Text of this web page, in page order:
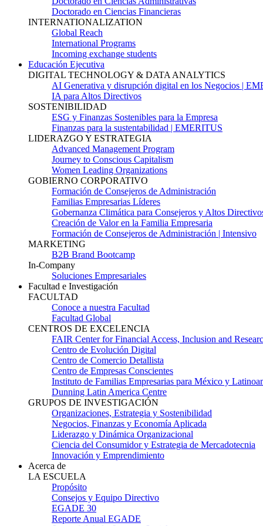
Doctorado en Ciencias Financieras
INTERNATIONALIZATION
Global Reach
International Programs
Incoming exchange students
Educación Ejecutiva
DIGITAL TECHNOLOGY & DATA ANALYTICS
AI Generativa y disrupción digital en los Negocios |
IA para Altos Directivos
SOSTENIBILIDAD
ESG y Finanzas Sostenibles para la Empresa
Finanzas para la sustentabilidad | EMERITUS
LIDERAZGO Y ESTRATEGIA
Advanced Management Program
Journey to Conscious Capitalism
Women Leading Organizations
GOBIERNO CORPORATIVO
Formación de Consejeros de Administración
Familias Empresarias Líderes
Gobernanza Climática para Consejeros y Altos
Creación de Valor en la Familia Empresaria
Formación de Consejeros de Administración | Intensivo
MARKETING
B2B Brand Bootcamp
In-Company
Soluciones Empresariales
Facultad e Investigación
FACULTAD
Conoce a nuestra Facultad
Facultad Global
CENTROS DE EXCELENCIA
FAIR Center for Financial Access, Inclusion and
Centro de Evolución Digital
Centro de Comercio Detallista
Centro de Empresas Conscientes
Instituto de Familias Empresarias para México y
Dunning Latin America Centre
GRUPOS DE INVESTIGACIÓN
Organizaciones, Estrategia y Sostenibilidad
Negocios, Finanzas y Economía Aplicada
Liderazgo y Dinámica Organizacional
Ciencia del Consumidor y Estrategia de Mercadotecnia
Innovación y Emprendimiento
Acerca de
LA ESCUELA
Propósito
Consejos y Equipo Directivo
EGADE 30
Reporte Anual EGADE